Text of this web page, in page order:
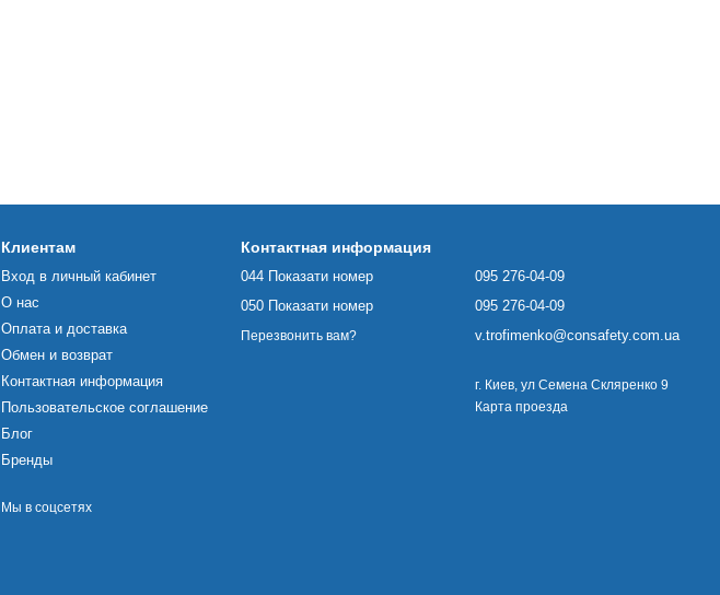
Клиентам
Вход в личный кабинет
О нас
Оплата и доставка
Обмен и возврат
Контактная информация
Пользовательское соглашение
Блог
Бренды
Мы в соцсетях
Контактная информация
044 Показати номер
050 Показати номер
Перезвонить вам?
095 276-04-09
095 276-04-09
v.trofimenko@consafety.com.ua
г. Киев, ул Семена Скляренко 9
Карта проезда